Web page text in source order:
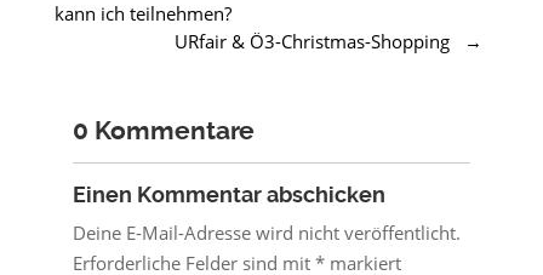
kann ich teilnehmen?
URfair & Ö3-Christmas-Shopping
→
0 Kommentare
Einen Kommentar abschicken
Deine E-Mail-Adresse wird nicht veröffentlicht.
Erforderliche Felder sind mit *markiert